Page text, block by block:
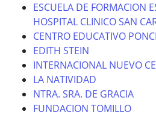
ESCUELA DE FORMACION
HOSPITAL CLINICO SAN
CENTRO EDUCATIVO
EDITH STEIN
INTERNACIONAL NUEVO
LA NATIVIDAD
NTRA. SRA. DE GRACIA
FUNDACION TOMILLO